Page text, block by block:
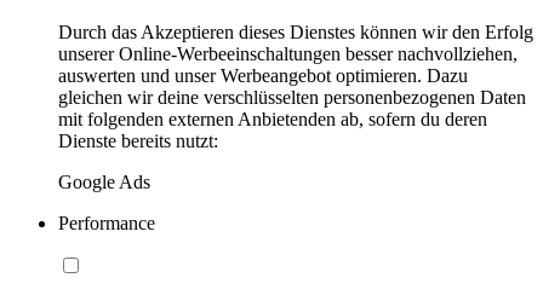
Durch das Akzeptieren dieses Dienstes können wir den Erfolg
unserer Online-Werbeeinschaltungen besser nachvollziehen,
auswerten und unser Werbeangebot optimieren. Dazu
gleichen wir deine verschlüsselten personenbezogenen Daten
mit folgenden externen Anbietenden ab, sofern du deren
Dienste bereits nutzt:
Google Ads
Performance